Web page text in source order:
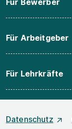
Für Arbeitgeber
Für Lehrkräfte
Datenschutz